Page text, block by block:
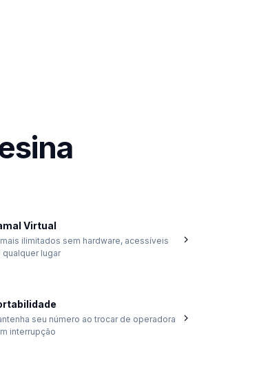
Virtual
ilimitados sem hardware, acessíveis
qualquer lugar
seu número ao trocar de operadora
interrupção